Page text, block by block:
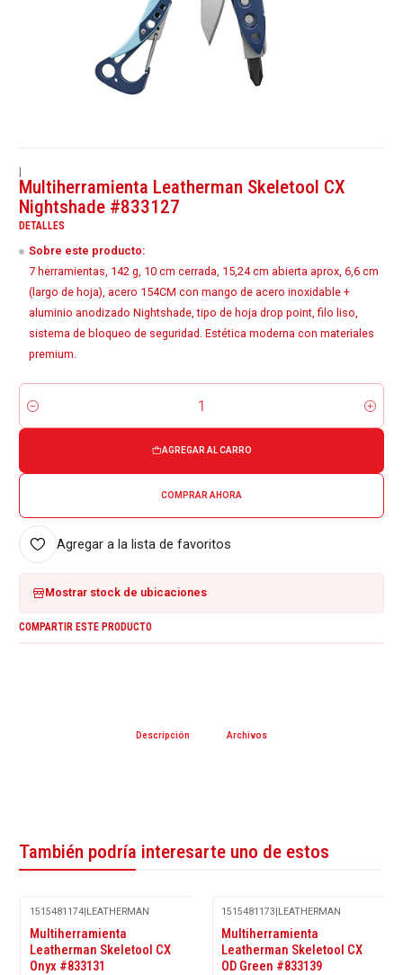
|
Multiherramienta Leatherman Skeletool CX
Nightshade #833127
DETALLES
Sobre este producto:
7 herramientas, 142 g, 10 cm cerrada, 15,24 cm abierta aprox, 6,6 cm
(largo de hoja), acero 154CM con mango de acero inoxidable +
aluminio anodizado Nightshade, tipo de hoja drop point, filo liso,
sistema de bloqueo de seguridad. Estética moderna con materiales
premium.
Cantidad
AGREGAR AL CARRO
COMPRAR AHORA
Agregar a la lista de favoritos
Mostrar stock de ubicaciones
COMPARTIR ESTE PRODUCTO
Descripción Archivos
También podría interesarte uno de estos
1515481174|LEATHERMAN
Multiherramienta
Leatherman Skeletool CX
Onyx #833131
1515481173|LEATHERMAN
Multiherramienta
Leatherman Skeletool CX
OD Green #833139